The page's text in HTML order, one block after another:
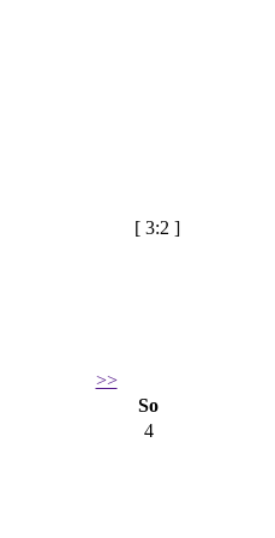
[ 3:2 ]
>>
So
4